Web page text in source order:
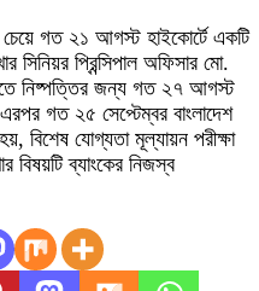
চেয়ে গত ২১ আগস্ট হাইকোর্টে একটি
সিনিয়র প্রিন্সিপাল অফিসার মো.
নিষ্পত্তির জন্য গত ২৭ আগস্ট
গত ২৫ সেপ্টেম্বর বাংলাদেশ
বিশেষ যোগ্যতা মূল্যায়ন পরীক্ষা
বিষয়টি ব্যাংকের নিজস্ব